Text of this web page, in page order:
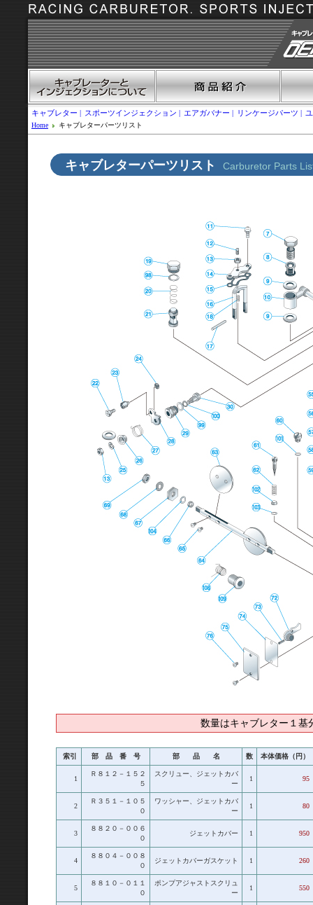
キャブレター スポーツインジェクション エアガバナー リンケージパーツ
Home キャブレターパーツリスト
キャブレターパーツリスト Carburetor Parts
数量はキャブレター１基
索引 部 品 番 号 部 品 名 数 本体価格（円）
1
Ｒ８１２－１５２
５
スクリュー、ジェットカバ
ー
1 95
2
Ｒ３５１－１０５
０
ワッシャー、ジェットカバ
ー
1 80
3
８８２０－００６
０
ジェットカバー 1 950
4
８８０４－００８
０
ジェットカバーガスケット 1 260
5
８８１０－０１１
０
ポンプアジャストスクリュ
ー
1 550